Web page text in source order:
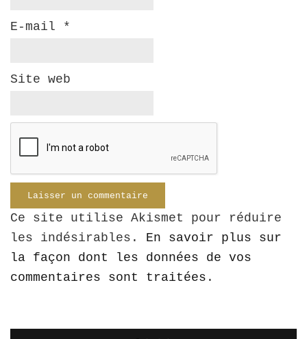
E-mail *
Site web
Ce site utilise Akismet pour réduire
les indésirables. En savoir plus sur
la façon dont les données de vos
commentaires sont traitées .